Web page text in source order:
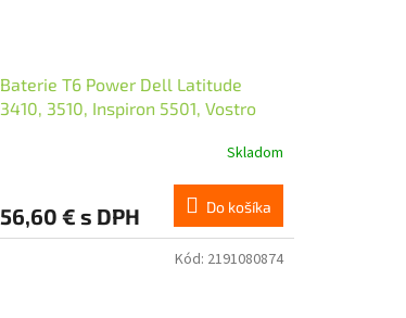
Baterie T6 Power Dell Latitude
3410, 3510, Inspiron 5501, Vostro
Skladom
56,60 € s DPH Do košíka
Kód: 2191080874